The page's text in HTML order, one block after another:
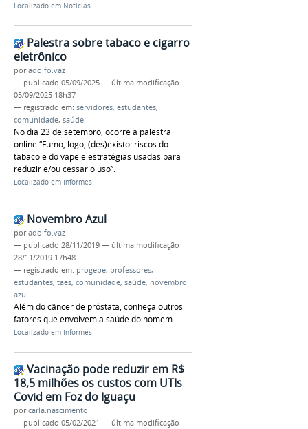
Localizado em Notícias
Palestra sobre tabaco e cigarro
eletrônico
poradolfo.vaz
— publicado 05/09/2025 — última modificação
05/09/2025 18h37
— registrado em: servidores, estudantes,
comunidade, saúde
No dia 23 de setembro, ocorre a palestra
online “Fumo, logo, (des)existo: riscos do
tabaco e do vape e estratégias usadas para
reduzir e/ou cessar o uso”.
Localizado em Informes
Novembro Azul
poradolfo.vaz
— publicado 28/11/2019 — última modificação
28/11/2019 17h48
— registrado em: progepe, professores,
estudantes, taes, comunidade, saúde, novembro
azul
Além do câncer de próstata, conheça outros
fatores que envolvem a saúde do homem
Localizado em Informes
Vacinação pode reduzir em R$
18,5 milhões os custos com UTIs
Covid em Foz do Iguaçu
porcarla.nascimento
— publicado 05/02/2021 — última modificação